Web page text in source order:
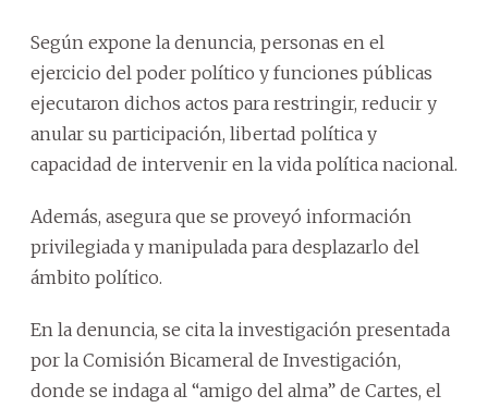
Según expone la denuncia, personas en el
ejercicio del poder político y funciones públicas
ejecutaron dichos actos para restringir, reducir y
anular su participación, libertad política y
capacidad de intervenir en la vida política nacional.
Además, asegura que se proveyó información
privilegiada y manipulada para desplazarlo del
ámbito político.
En la denuncia, se cita la investigación presentada
por la Comisión Bicameral de Investigación,
donde se indaga al “amigo del alma” de Cartes, el